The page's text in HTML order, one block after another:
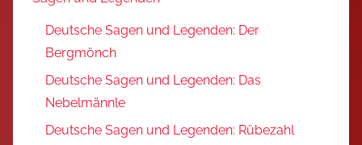
Deutsche Sagen und Legenden: Der
Bergmönch
Deutsche Sagen und Legenden: Das
Nebelmännle
Deutsche Sagen und Legenden: Rübezahl